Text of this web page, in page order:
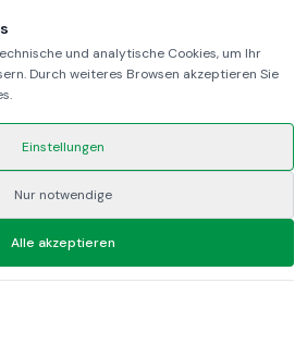
und analytische Cookies, um Ihr
Durch weiteres Browsen akzeptieren Sie
Einstellungen
Nur notwendige
Alle akzeptieren